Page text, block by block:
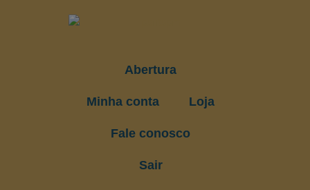
Abertura
Minha conta Loja
Fale conosco
Sair